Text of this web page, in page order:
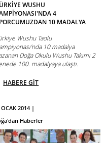
WUSHU
4
10 MADALYA
Wushu Taolu
10 madalya
Doğa Okulu Wushu Takımı 2
100. madalyaya ulaştı.
HABERE GİT
2014 |
Haberler